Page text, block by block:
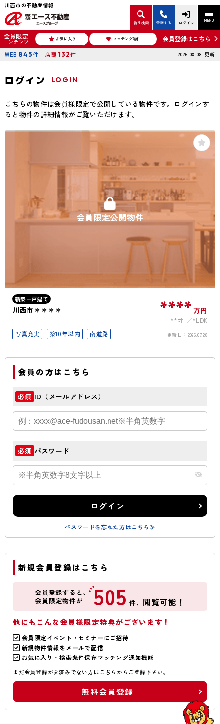
川西市の不動産情報
物件検索 電話する ログイン MENU
会員限定
コンテンツ お気に入り マッチング物件 会員登録はこちら
WEB 845件 店頭 132件 2026.08.08 更新
ログイン LOGIN
こちらの物件は会員様限定で公開している物件です。ログインす
ると物件の詳細情報がご覧いただけます。
会員限定公開物件
新築一戸建て
川西市＊＊＊＊ **** 万円
**坪
*LDK
写真充実
築10年以内
南道路
駐車場2台以上
50坪以上 南面バルコニー
更新日： 2026.07.28
会員の方はこちら
必須 ID（メールアドレス）
必須 パスワード
ログイン
パスワードを忘れた方はこちら≫
新規会員登録はこちら
会員登録すると、
会員限定物件が
505 件、 閲覧可能！
他にもこんな会員様限定特典がございます！
会員限定イベント・セミナーにご招待
新規物件情報をメールで配信
お気に入り・検索条件保存マッチング通知機能
まだ会員登録がお済みでない方はこちらからご登録下さい。
無料会員登録